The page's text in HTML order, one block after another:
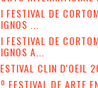
FESTIVAL DE
...
FESTIVAL DE
A...
CLIN D'OEIL
FESTIVAL DE ARTE